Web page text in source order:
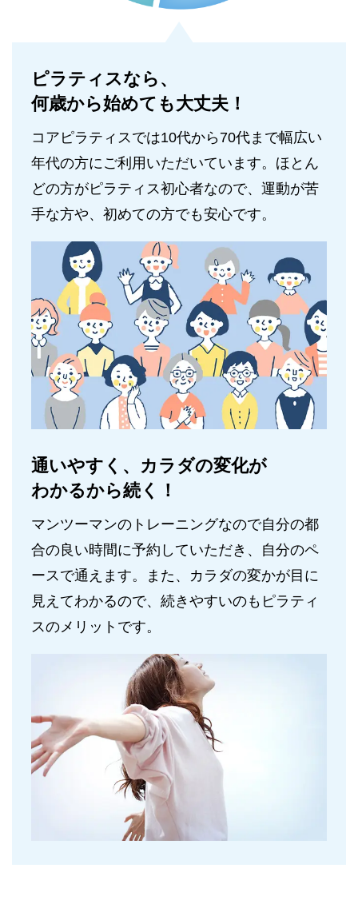
ピラティスなら、
何歳から始めても大丈夫！
コアピラティスでは10代から70代まで幅広い
年代の方にご利用いただいています。ほとん
どの方がピラティス初心者なので、運動が苦
手な方や、初めての方でも安心です。
通いやすく、カラダの変化が
わかるから続く！
マンツーマンのトレーニングなので自分の都
合の良い時間に予約していただき、自分のペ
ースで通えます。また、カラダの変かが目に
見えてわかるので、続きやすいのもピラティ
スのメリットです。